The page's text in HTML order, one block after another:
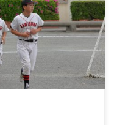
リー 三多摩大会予選リ